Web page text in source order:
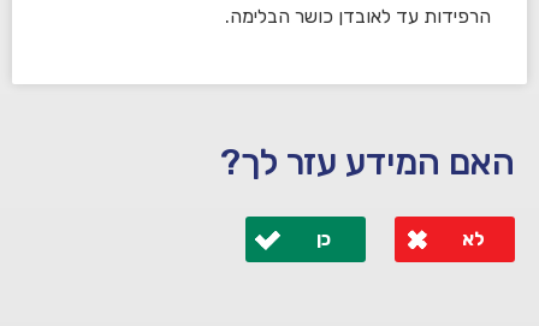
הרפידות עד לאובדן כושר הבלימה.
האם המידע עזר לך?
לא כן